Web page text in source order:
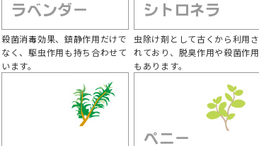
殺菌消毒効果、鎮静作用だけで
なく、駆虫作用も持ち合わせて
います。
虫除け剤として古くから利用さ
れており、脱臭作用や殺菌作用
もあります。